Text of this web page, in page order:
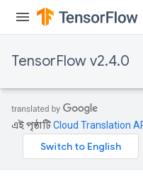
TensorFlow v2.4.0
এই পৃষ্ঠাটিCloud Translation